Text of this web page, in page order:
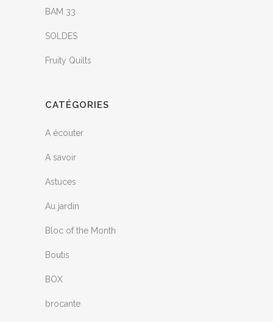
BAM 33
SOLDES
Fruity Quilts
CATÉGORIES
A écouter
A savoir
Astuces
Au jardin
Bloc of the Month
Boutis
BOX
brocante